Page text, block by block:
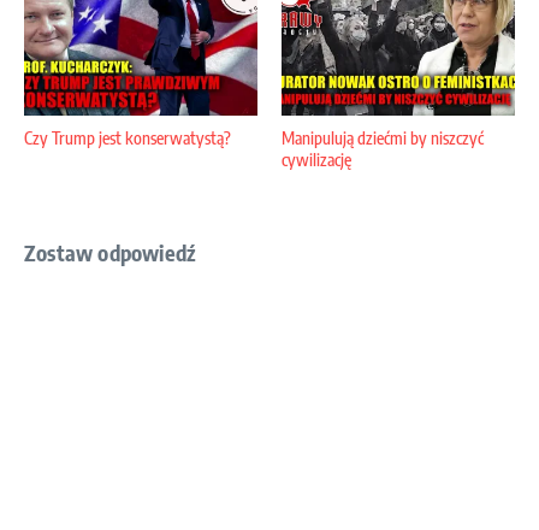
Czy Trump jest konserwatystą?
Manipulują dziećmi by niszczyć
cywilizację
Zostaw odpowiedź